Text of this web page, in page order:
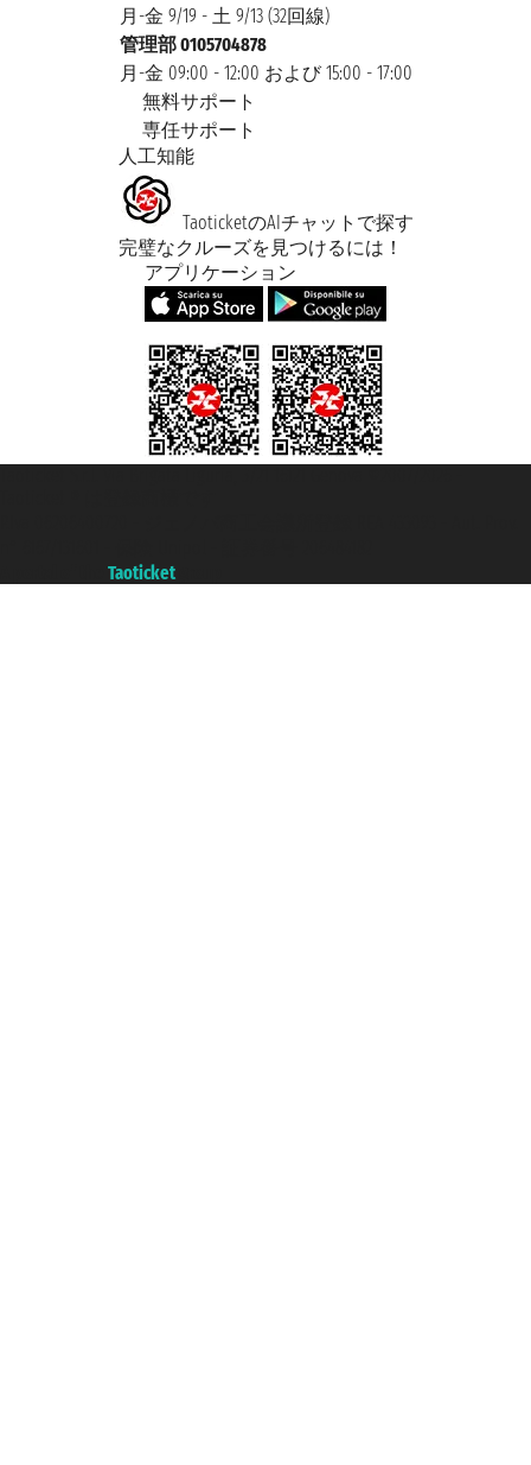
月-金 9/19 - 土 9/13 (32回線)
管理部 0105704878
月-金 09:00 - 12:00 および 15:00 - 17:00
無料サポート
専任サポート
人工知能
TaoticketのAIチャットで探す
完璧なクルーズを見つけるには！
アプリケーション
Taoticket